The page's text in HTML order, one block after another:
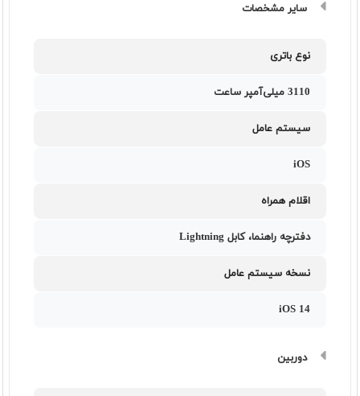
سایر مشخصات
نوع باتری
3110 میلی‌آمپر ساعت
سیستم عامل
iOS
اقلام همراه
دفترچه‌ راهنما، کابل Lightning
نسخه سیستم عامل
iOS 14
دوربین